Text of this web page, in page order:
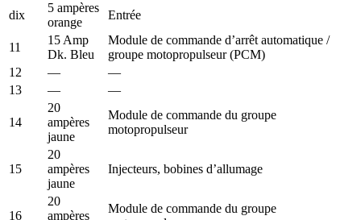
dix
5 ampères
orange
Entrée
11
15 Amp
Dk. Bleu
Module de commande d’arrêt automatique /
groupe motopropulseur (PCM)
12
—
—
13
— —
14
20
ampères
jaune
Module de commande du groupe
motopropulseur
15
20
ampères
jaune
Injecteurs, bobines d’allumage
16
20
ampères
Module de commande du groupe